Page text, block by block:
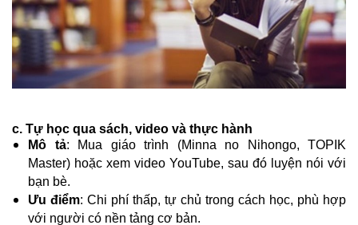
c. Tự học qua sách, video và thực hành
Mô tả: Mua giáo trình (Minna no Nihongo, TOPIK
Master) hoặc xem video YouTube, sau đó luyện nói với
bạn bè.
Ưu điểm: Chi phí thấp, tự chủ trong cách học, phù hợp
với người có nền tảng cơ bản.